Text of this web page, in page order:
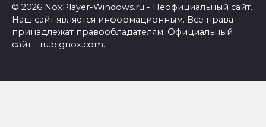
© 2026 NoxPlayer-Windows.ru - Неофициальный сайт.
Наш сайт является информационным. Все права
принадлежат правообладателям. Официальный
сайт - ru.bignox.com.